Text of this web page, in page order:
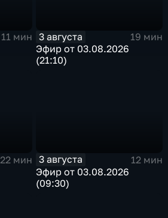
11 мин
3 августа
19 мин
Эфир от 03.08.2026
(21:10)
22 мин
3 августа
12 мин
Эфир от 03.08.2026
(09:30)